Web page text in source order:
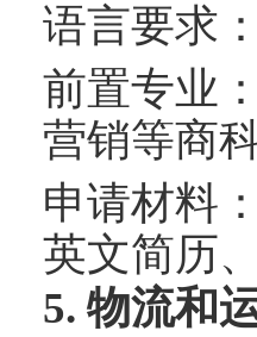
语言要求
前置专业
营销等商
申请材料
英文简历
5.物流和